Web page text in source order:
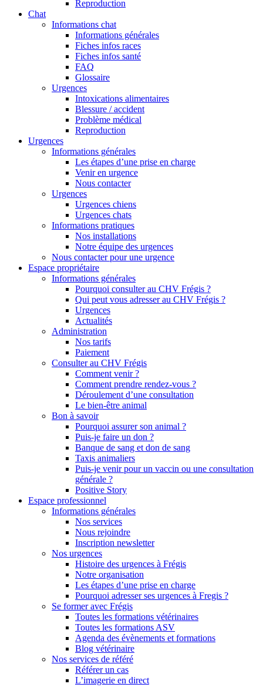
Reproduction
Chat
Informations chat
Informations générales
Fiches infos races
Fiches infos santé
FAQ
Glossaire
Urgences
Intoxications alimentaires
Blessure / accident
Problème médical
Reproduction
Urgences
Informations générales
Les étapes d’une prise en charge
Venir en urgence
Nous contacter
Urgences
Urgences chiens
Urgences chats
Informations pratiques
Nos installations
Notre équipe des urgences
Nous contacter pour une urgence
Espace propriétaire
Informations générales
Pourquoi consulter au CHV Frégis ?
Qui peut vous adresser au CHV Frégis ?
Urgences
Actualités
Administration
Nos tarifs
Paiement
Consulter au CHV Frégis
Comment venir ?
Comment prendre rendez-vous ?
Déroulement d’une consultation
Le bien-être animal
Bon à savoir
Pourquoi assurer son animal ?
Puis-je faire un don ?
Banque de sang et don de sang
Taxis animaliers
Puis-je venir pour un vaccin ou une consultation
générale ?
Positive Story
Espace professionnel
Informations générales
Nos services
Nous rejoindre
Inscription newsletter
Nos urgences
Histoire des urgences à Frégis
Notre organisation
Les étapes d’une prise en charge
Pourquoi adresser ses urgences à Fregis ?
Se former avec Frégis
Toutes les formations vétérinaires
Toutes les formations ASV
Agenda des évènements et formations
Blog vétérinaire
Nos services de référé
Référer un cas
L’imagerie en direct